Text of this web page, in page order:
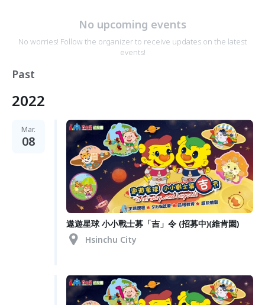
No upcoming events
No worries! Follow the organizer to receive updates on the latest
events!
Past
2022
Mar.
08
遨遊星球 小小戰士募「吉」令 (招募中)(維肯園)
Hsinchu City